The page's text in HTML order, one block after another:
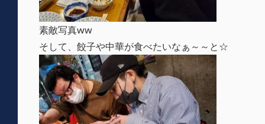
素敵写真ww
そして、餃子や中華が食べたいなぁ～～と☆